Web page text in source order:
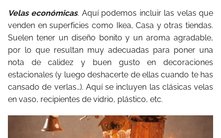
Velas económicas. Aquí podemos incluir las velas que
venden en superficies como Ikea, Casa y otras tiendas.
Suelen tener un diseño bonito y un aroma agradable,
por lo que resultan muy adecuadas para poner una
nota de calidez y buen gusto en decoraciones
estacionales (y luego deshacerte de ellas cuando te has
cansado de verlas…). Aquí se incluyen las clásicas velas
en vaso, recipientes de vidrio, plástico, etc.